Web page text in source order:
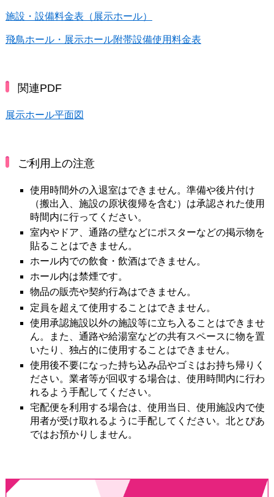
施設・設備料金表（展示ホール）
飛鳥ホール・展示ホール附帯設備使用料金表
関連PDF
展示ホール平面図
ご利用上の注意
使用時間外の入退室はできません。準備や後片付け
（搬出入、施設の原状復帰を含む）は承認された使用
時間内に行ってください。
室内やドア、通路の壁などにポスターなどの掲示物を
貼ることはできません。
ホール内での飲食・飲酒はできません。
ホール内は禁煙です。
物品の販売や契約行為はできません。
定員を超えて使用することはできません。
使用承認施設以外の施設等に立ち入ることはできませ
ん。また、通路や給湯室などの共有スペースに物を置
いたり、独占的に使用することはできません。
使用後不要になった持ち込み品やゴミはお持ち帰りく
ださい。業者等が回収する場合は、使用時間内に行わ
れるよう手配してください。
宅配便を利用する場合は、使用当日、使用施設内で使
用者が受け取れるように手配してください。北とぴあ
ではお預かりしません。